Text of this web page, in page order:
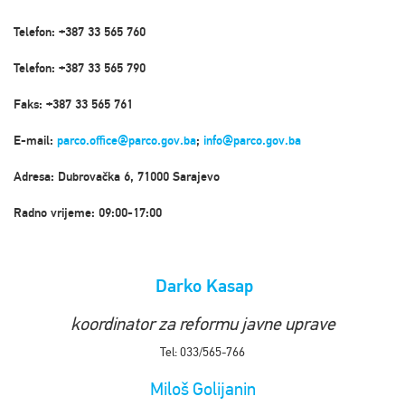
Telefon: +387 33 565 760
Telefon: +387 33 565 790
Faks: +387 33 565 761
E-mail: parco.office@parco.gov.ba; info@parco.gov.ba
Adresa: Dubrovačka 6, 71000 Sarajevo
Radno vrijeme: 09:00-17:00
Darko Kasap
koordinator za reformu javne uprave
Tel: 033/565-766
Miloš Golijanin